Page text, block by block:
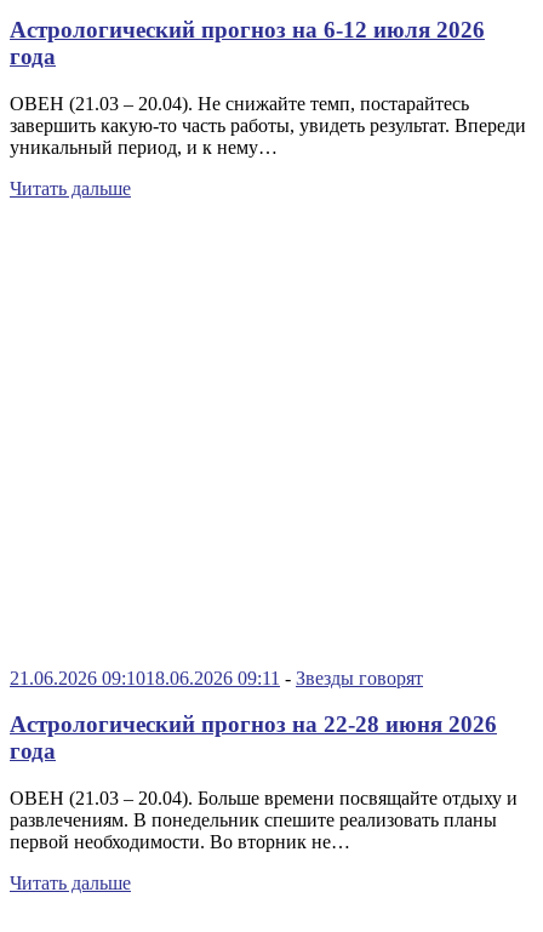
Астрологический прогноз на 6-12 июля 2026
года
ОВЕН (21.03 – 20.04). Не снижайте темп, постарайтесь
завершить какую-то часть работы, увидеть результат. Впереди
уникальный период, и к нему…
Читать дальше
21.06.2026 09:1018.06.2026 09:11 - Звезды говорят
Астрологический прогноз на 22-28 июня 2026
года
ОВЕН (21.03 – 20.04). Больше времени посвящайте отдыху и
развлечениям. В понедельник спешите реализовать планы
первой необходимости. Во вторник не…
Читать дальше